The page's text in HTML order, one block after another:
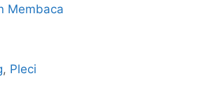
Membaca
, Pleci